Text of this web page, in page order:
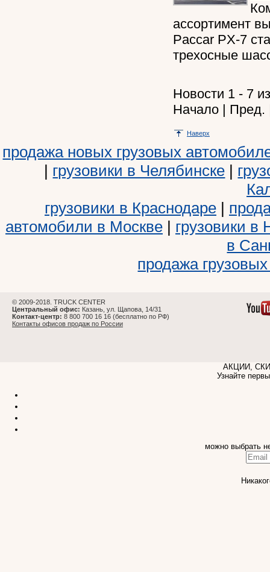
ассортимент
Paccar PX-7
трехосные
Новости 1 - 7
Начало |
Наверх
продажа новых грузовых
| грузовики в Челябинске |
грузовики в Краснодаре |
автомобили в Москве | грузовики в
в
продажа
© 2009-2018. TRUCK CENTER
Центральный офис: Казань, ул. Щапова, 14/31
Контакт-центр: 8 800 700 16 16 (бесплатно по РФ)
Контакты офисов продаж по России
АКЦИИ,
Узнайте
можно выбрать